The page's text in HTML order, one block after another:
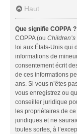
Haut
Que signifie COPPA ?
COPPA (ou
loi aux États-Unis qui
informations de
consentement écrit
de ces informations
ans. Si vous n’êtes
vous enregistrez ou
conseiller juridique
les propriétaires de
juridiques et ne
toutes sortes, à